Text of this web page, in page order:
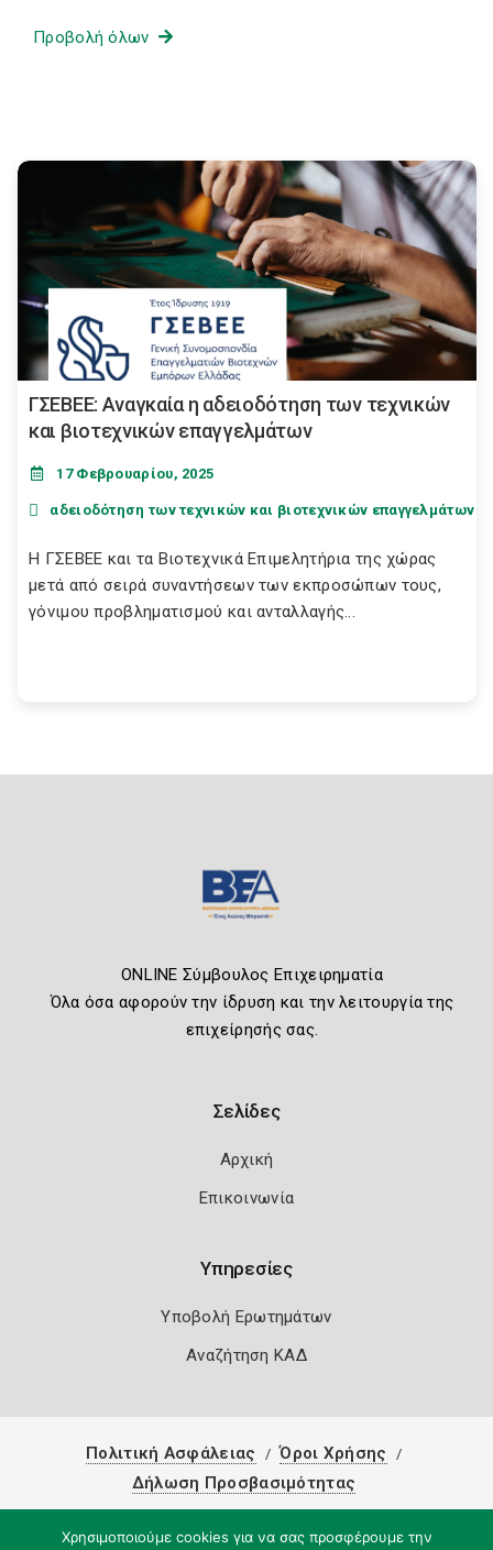
Προβολή όλων
ΓΣΕΒΕΕ: Αναγκαία η αδειοδότηση των τεχνικών
και βιοτεχνικών επαγγελμάτων
17 Φεβρουαρίου, 2025
αδειοδότηση των τεχνικών και βιοτεχνικών επαγγελμάτων
Η ΓΣΕΒΕΕ και τα Βιοτεχνικά Επιμελητήρια της χώρας
μετά από σειρά συναντήσεων των εκπροσώπων τους,
γόνιμου προβληματισμού και ανταλλαγής...
ONLINE Σύμβουλος Επιχειρηματία
Όλα όσα αφορούν την ίδρυση και την λειτουργία της
επιχείρησής σας.
Σελίδες
Αρχική
Επικοινωνία
Υπηρεσίες
Υποβολή Ερωτημάτων
Αναζήτηση ΚΑΔ
Πολιτική Ασφάλειας
Όροι Χρήσης
Δήλωση Προσβασιμότητας
Χρησιμοποιούμε cookies για να σας προσφέρουμε την